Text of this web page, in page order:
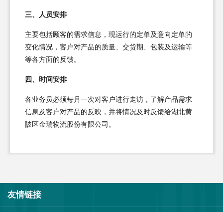
三、人员安排
主要包括顾客的需求信息，现运行的定单及意向定单的
变化情况，客户对产品的质量、交货期、包装及运输等
等各方面的反馈。
四、时间安排
各业务员必须每月一次对客户进行走访，了解产品需求
信息及客户对产品的反映，并将情况及时反馈给湖北黄
陂区金瑞物流股份有限公司。
友情链接